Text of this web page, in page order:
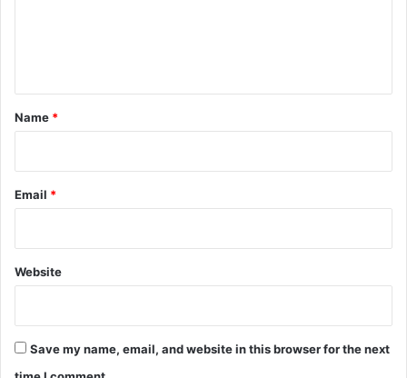
*
Name *
Email *
Website
Save my name, email, and website in this browser for the next